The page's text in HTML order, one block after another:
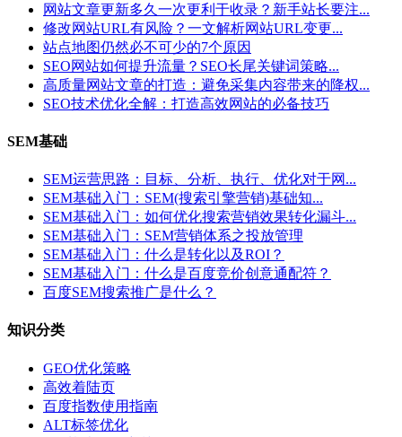
网站文章更新多久一次更利于收录？新手站长要注...
修改网站URL有风险？一文解析网站URL变更...
站点地图仍然必不可少的7个原因
SEO网站如何提升流量？SEO长尾关键词策略...
高质量网站文章的打造：避免采集内容带来的降权...
SEO技术优化全解：打造高效网站的必备技巧
SEM基础
SEM运营思路：目标、分析、执行、优化对于网...
SEM基础入门：SEM(搜索引擎营销)基础知...
SEM基础入门：如何优化搜索营销效果转化漏斗...
SEM基础入门：SEM营销体系之投放管理
SEM基础入门：什么是转化以及ROI？
SEM基础入门：什么是百度竞价创意通配符？
百度SEM搜索推广是什么？
知识分类
GEO优化策略
高效着陆页
百度指数使用指南
ALT标签优化